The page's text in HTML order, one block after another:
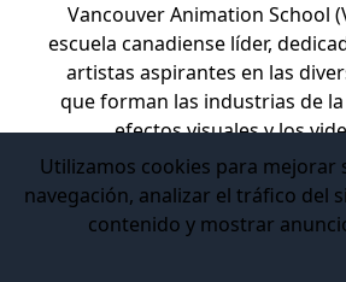
Vancouver Animation School
escuela canadiense líder,
artistas aspirantes en las
que forman las industrias de
efectos visuales y los
Utilizamos cookies para mejorar
navegación, analizar el tráfico del
contenido y mostrar